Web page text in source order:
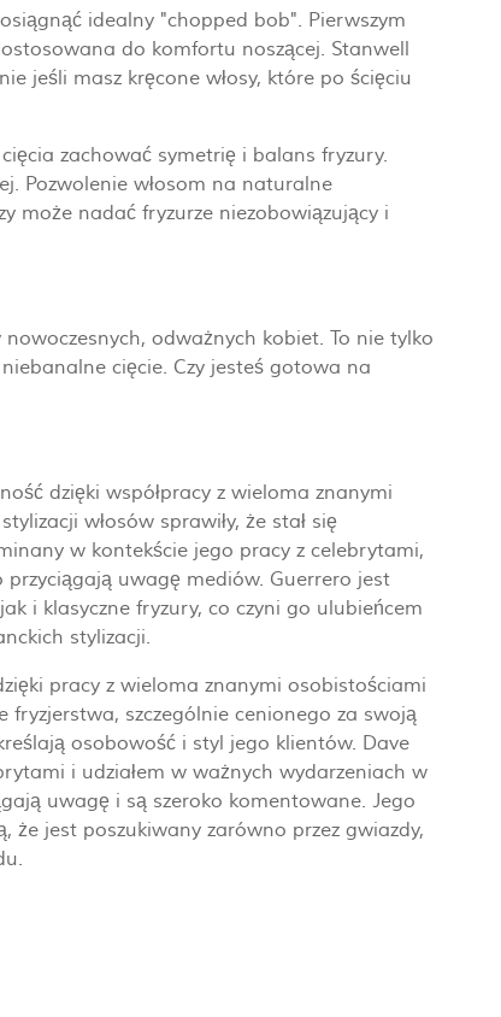
idealny "chopped bob". Pierwszym
do komfortu noszącej. Stanwell
jeśli masz kręcone włosy, które po ścięciu
zachować symetrię i balans fryzury.
Pozwolenie włosom na naturalne
może nadać fryzurze niezobowiązujący i
odważnych kobiet. To nie tylko
cięcie. Czy jesteś gotowa na
dzięki współpracy z wieloma znanymi
włosów sprawiły, że stał się
w kontekście jego pracy z celebrytami,
uwagę mediów. Guerrero jest
i klasyczne fryzury, co czyni go ulubieńcem
stylizacji.
pracy z wieloma znanymi osobistościami
szczególnie cenionego za swoją
osobowość i styl jego klientów. Dave
i udziałem w ważnych wydarzeniach w
uwagę i są szeroko komentowane. Jego
że jest poszukiwany zarówno przez gwiazdy,